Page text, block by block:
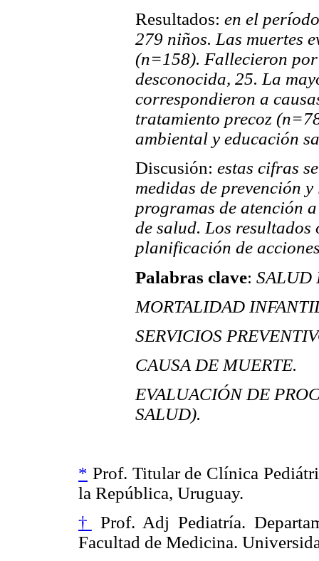
Resultados: en el
279 niños. Las muertes
(n=158). Fallecieron
desconocida, 25. La
correspondieron a
tratamiento precoz
ambiental y educación
Discusión: estas cifras
medidas de prevención
programas de atención
de salud. Los
planificación de
Palabras clave: SALUD
MORTALIDAD
SERVICIOS
CAUSA DE MUERTE.
EVALUACIÓN DE
SALUD).
* Prof. Titular de Clínica
la República, Uruguay.
†
Prof. Adj Pediatría.
Facultad de Medicina.